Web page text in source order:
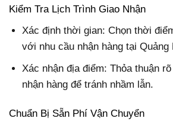
Kiểm Tra Lịch Trình Giao Nhận
Xác định thời gian: Chọn thời
với nhu cầu nhận hàng tại Quảng
Xác nhận địa điểm: Thỏa thuận
nhận hàng để tránh nhầm lẫn.
Chuẩn Bị Sẵn Phí Vận Chuyển